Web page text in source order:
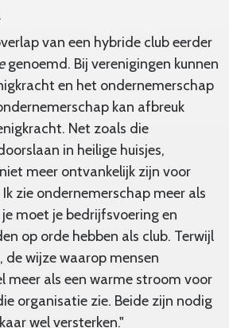
van een hybride club eerder
genoemd. Bij verenigingen kunnen
en het ondernemerschap
kan afbreuk
Net zoals die
in heilige huisjes,
meer ontvankelijk zijn voor
zie ondernemerschap meer als
moet je bedrijfsvoering en
op orde hebben als club. Terwijl
de wijze waarop mensen
meer als een warme stroom voor
organisatie zie. Beide zijn nodig
wel versterken."